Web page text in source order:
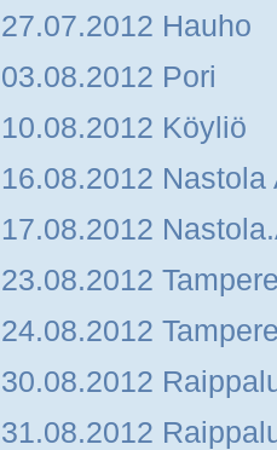
27.07.2012 Hauho
03.08.2012 Pori
10.08.2012 Köyliö
16.08.2012
17.08.2012
23.08.2012
24.08.2012
30.08.2012
31.08.2012